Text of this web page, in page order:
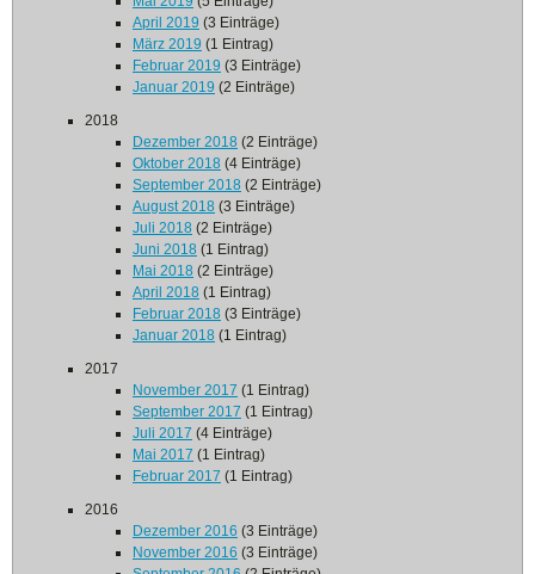
April 2019 (3 Einträge)
März 2019 (1 Eintrag)
Februar 2019 (3 Einträge)
Januar 2019 (2 Einträge)
2018
Dezember 2018 (2 Einträge)
Oktober 2018 (4 Einträge)
September 2018 (2 Einträge)
August 2018 (3 Einträge)
Juli 2018 (2 Einträge)
Juni 2018 (1 Eintrag)
Mai 2018 (2 Einträge)
April 2018 (1 Eintrag)
Februar 2018 (3 Einträge)
Januar 2018 (1 Eintrag)
2017
November 2017 (1 Eintrag)
September 2017 (1 Eintrag)
Juli 2017 (4 Einträge)
Mai 2017 (1 Eintrag)
Februar 2017 (1 Eintrag)
2016
Dezember 2016 (3 Einträge)
November 2016 (3 Einträge)